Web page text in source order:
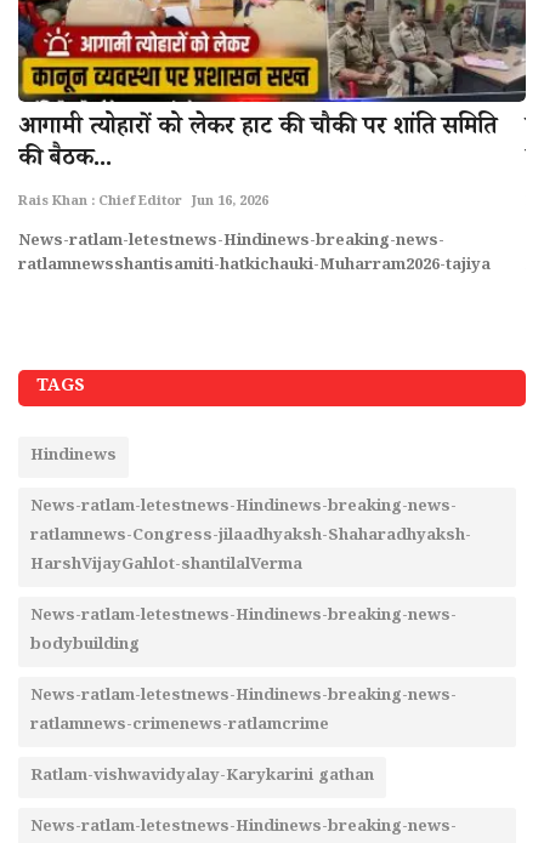
आगामी त्योहारों को लेकर हाट की चौकी पर शांति समिति
की बैठक...
Rais Khan : Chief Editor Jun 16, 2026
News-ratlam-letestnews-Hindinews-breaking-news-
ratlamnewsshantisamiti-hatkichauki-Muharram2026-tajiya
TAGS
Hindinews
News-ratlam-letestnews-Hindinews-breaking-news-
ratlamnews-Congress-jilaadhyaksh-Shaharadhyaksh-
HarshVijayGahlot-shantilalVerma
News-ratlam-letestnews-Hindinews-breaking-news-
bodybuilding
News-ratlam-letestnews-Hindinews-breaking-news-
ratlamnews-crimenews-ratlamcrime
Ratlam-vishwavidyalay-Karykarini gathan
News-ratlam-letestnews-Hindinews-breaking-news-